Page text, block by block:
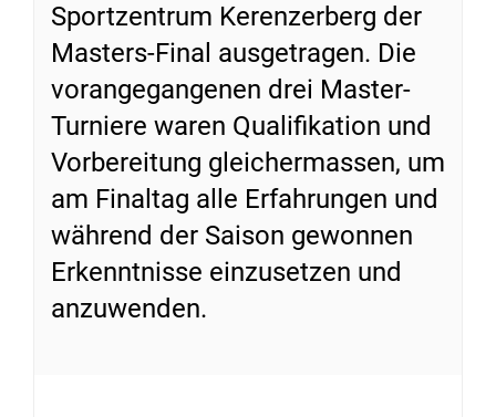
Sportzentrum Kerenzerberg der
Masters-Final ausgetragen. Die
vorangegangenen drei Master-
Turniere waren Qualifikation und
Vorbereitung gleichermassen, um
am Finaltag alle Erfahrungen und
während der Saison gewonnen
Erkenntnisse einzusetzen und
anzuwenden.